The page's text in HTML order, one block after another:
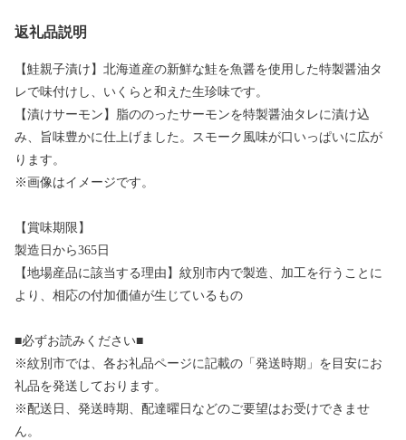
返礼品説明
【鮭親子漬け】北海道産の新鮮な鮭を魚醤を使用した特製醤油タ
レで味付けし、いくらと和えた生珍味です。
【漬けサーモン】脂ののったサーモンを特製醤油タレに漬け込
み、旨味豊かに仕上げました。スモーク風味が口いっぱいに広が
ります。
※画像はイメージです。
【賞味期限】
製造日から365日
【地場産品に該当する理由】紋別市内で製造、加工を行うことに
より、相応の付加価値が生じているもの
■必ずお読みください■
※紋別市では、各お礼品ページに記載の「発送時期」を目安にお
礼品を発送しております。
※配送日、発送時期、配達曜日などのご要望はお受けできませ
ん。